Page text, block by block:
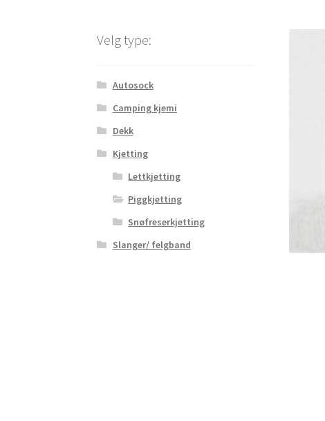
Velg type:
Autosock
Camping kjemi
Dekk
Kjetting
Lettkjetting
Piggkjetting
Snøfreserkjetting
Slanger/ felgband